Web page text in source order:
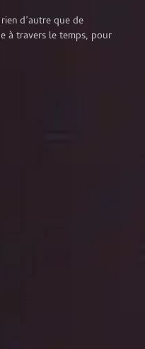
d’autre que de
à travers le temps, pour